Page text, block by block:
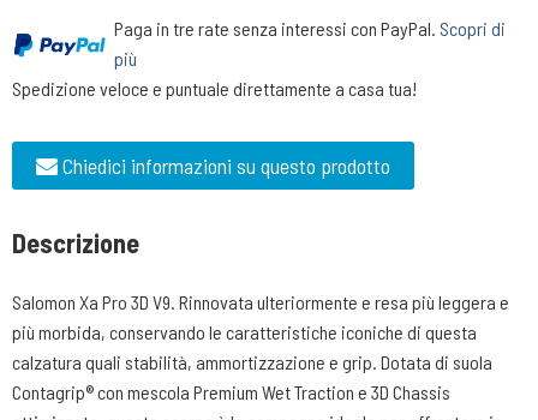
Paga in tre rate senza interessi con PayPal. Scopri di
più
Spedizione veloce e puntuale direttamente a casa tua!
Chiedici informazioni su questo prodotto
Descrizione
Salomon Xa Pro 3D V9. Rinnovata ulteriormente e resa più leggera e
più morbida, conservando le caratteristiche iconiche di questa
calzatura quali stabilità, ammortizzazione e grip. Dotata di suola
Contagrip® con mescola Premium Wet Traction e 3D Chassis